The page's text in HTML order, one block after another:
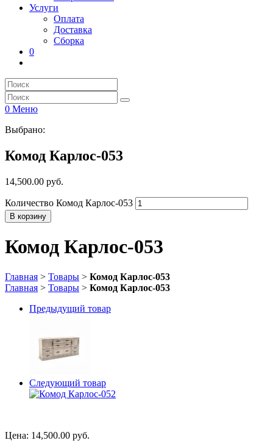
Услуги
Оплата
Доставка
Сборка
0
0 Меню
Выбрано:
Комод Карлос-053
14,500.00 руб.
Количество Комод Карлос-053
В корзину
Комод Карлос-053
Главная > Товары > Комод Карлос-053
Главная > Товары > Комод Карлос-053
Предыдущий товар
Следующий товар
Цена: 14,500.00 руб.